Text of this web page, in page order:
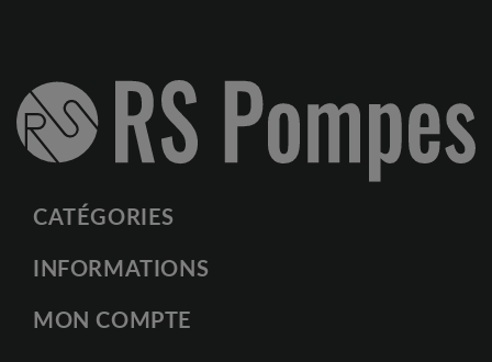
CATÉGORIES
INFORMATIONS
MON COMPTE